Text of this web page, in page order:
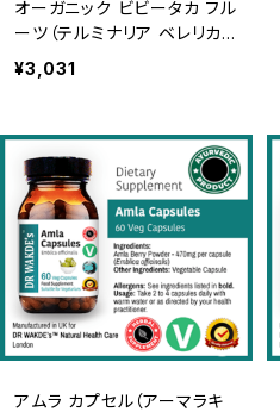
オーガニック ビビータカ フル
ーツ（テルミナリア ベレリカ）
（250g）Organic Bibhitaki
Fruit | Raw, Crude, Dried
¥3,031
アムラ カプセル（アーマラキ